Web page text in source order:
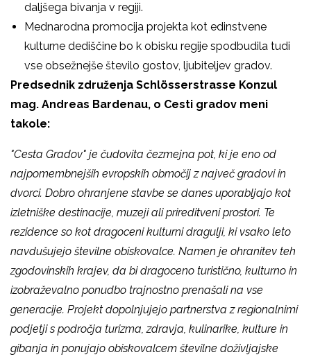
daljšega bivanja v regiji.
Mednarodna promocija projekta kot edinstvene
kulturne dediščine bo k obisku regije spodbudila tudi
vse obsežnejše število gostov, ljubiteljev gradov.
Predsednik združenja Schlösserstrasse Konzul
mag. Andreas Bardenau, o Cesti gradov meni
takole:
"Cesta Gradov" je čudovita čezmejna pot, ki je eno od
najpomembnejših evropskih območij z največ gradovi in
dvorci. Dobro ohranjene stavbe se danes uporabljajo kot
izletniške destinacije, muzeji ali prireditveni prostori. Te
rezidence so kot dragoceni kulturni dragulji, ki vsako leto
navdušujejo številne obiskovalce. Namen je ohranitev teh
zgodovinskih krajev, da bi dragoceno turistično, kulturno in
izobraževalno ponudbo trajnostno prenašali na vse
generacije. Projekt dopolnjujejo partnerstva z regionalnimi
podjetji s področja turizma, zdravja, kulinarike, kulture in
gibanja in ponujajo obiskovalcem številne doživljajske